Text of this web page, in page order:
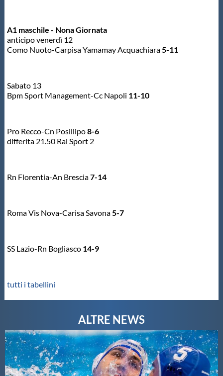
Flash News
Videogallery
Intranet
A1 maschile - Nona Giornata
anticipo venerdì 12
Como Nuoto-Carpisa Yamamay Acquachiara 5-11
Sabato 13
Bpm Sport Management-Cc Napoli 11-10
Pro Recco-Cn Posillipo8-6
differita 21.50 Rai Sport 2
Rn Florentia-An Brescia7-14
Roma Vis Nova-Carisa Savona 5-7
SS Lazio-Rn Bogliasco 14-9
tutti i tabellini